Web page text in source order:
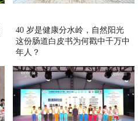
40 岁是健康分水岭，自然阳光
这份肠道白皮书为何戳中千万中
年人？